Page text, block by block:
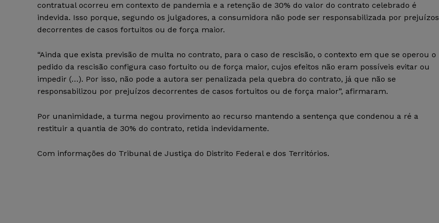
contratual ocorreu em contexto de pandemia e a retenção de 30% do valor do contrato celebrado é
indevida. Isso porque, segundo os julgadores, a consumidora não pode ser responsabilizada por prejuízos
decorrentes de casos fortuitos ou de força maior.
“Ainda que exista previsão de multa no contrato, para o caso de rescisão, o contexto em que se operou o
pedido da rescisão configura caso fortuito ou de força maior, cujos efeitos não eram possíveis evitar ou
impedir (…). Por isso, não pode a autora ser penalizada pela quebra do contrato, já que não se
responsabilizou por prejuízos decorrentes de casos fortuitos ou de força maior”, afirmaram.
Por unanimidade, a turma negou provimento ao recurso mantendo a sentença que condenou a ré a
restituir a quantia de 30% do contrato, retida indevidamente.
Com informações do Tribunal de Justiça do Distrito Federal e dos Territórios.